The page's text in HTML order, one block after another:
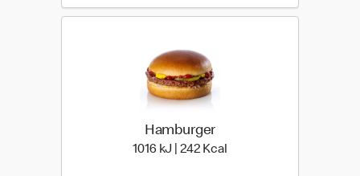
Hamburger
1016 kJ | 242 Kcal